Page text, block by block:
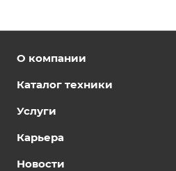
О компании
Каталог техники
Услуги
Карьера
Новости